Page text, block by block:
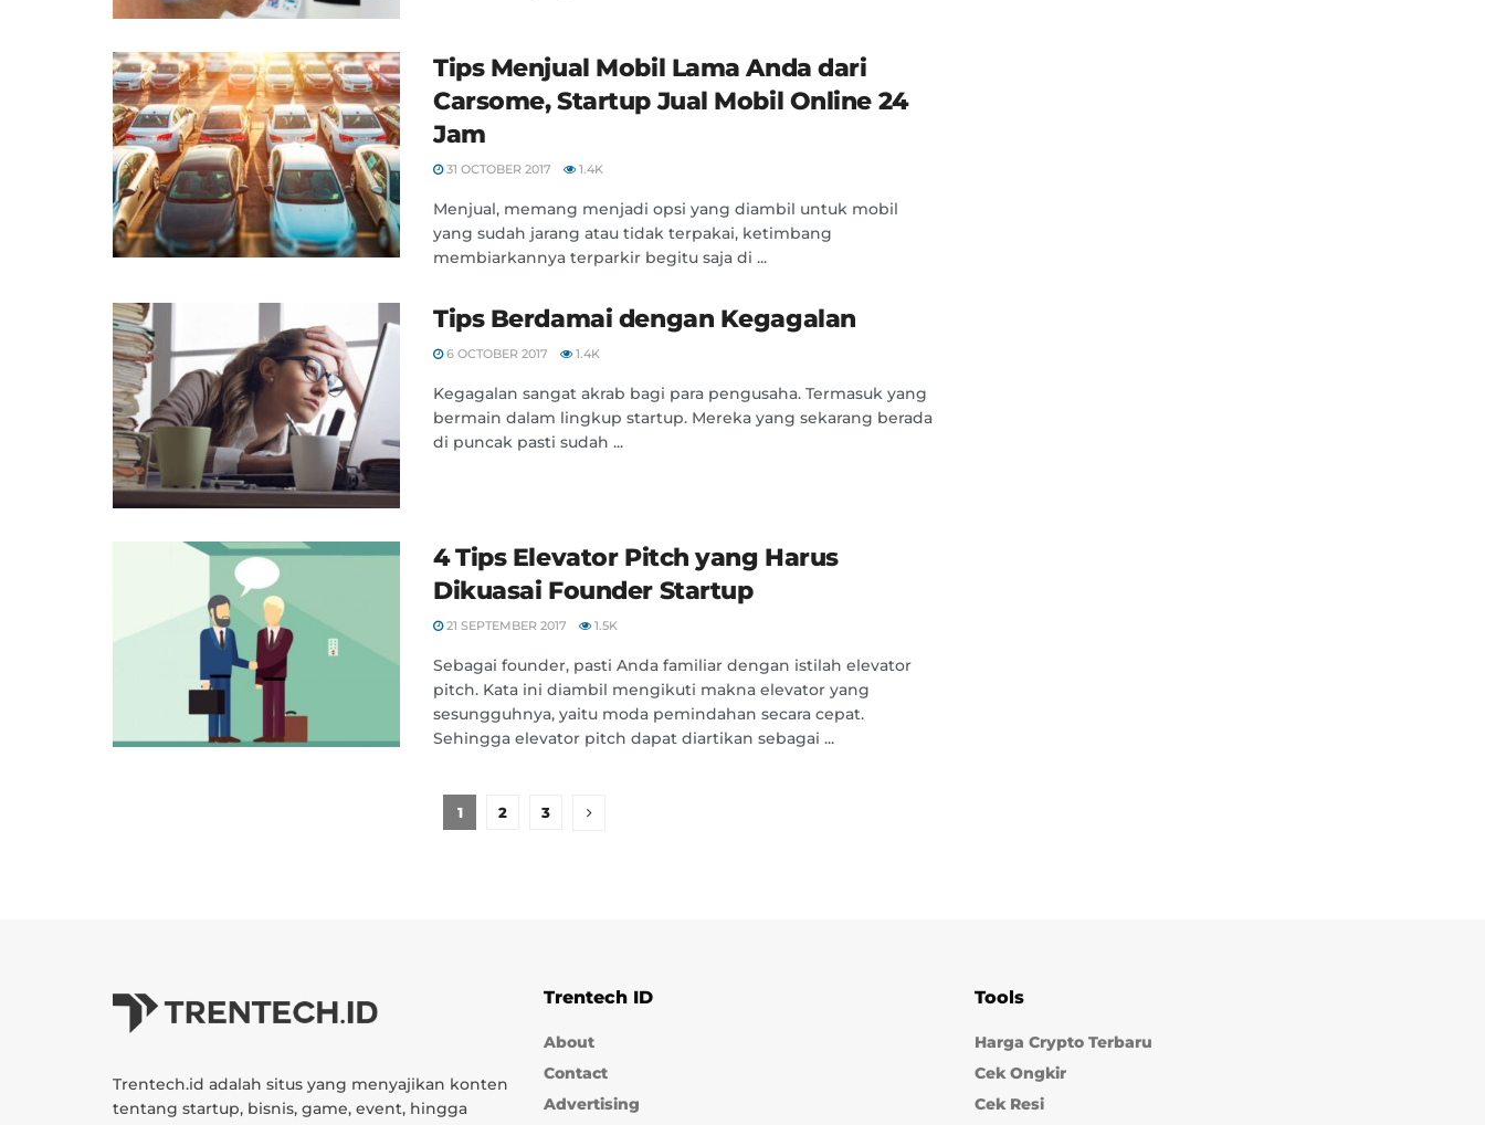
Tips Menjual Mobil Lama Anda dari
Carsome, Startup Jual Mobil Online 24
Jam
31 OCTOBER 2017 1.4K
Menjual, memang menjadi opsi yang diambil untuk mobil
yang sudah jarang atau tidak terpakai, ketimbang
membiarkannya terparkir begitu saja di ...
Tips Berdamai dengan Kegagalan
6 OCTOBER 2017 1.4K
Kegagalan sangat akrab bagi para pengusaha. Termasuk yang
bermain dalam lingkup startup. Mereka yang sekarang berada
di puncak pasti sudah ...
4 Tips Elevator Pitch yang Harus
Dikuasai Founder Startup
21 SEPTEMBER 2017 1.5K
Sebagai founder, pasti Anda familiar dengan istilah elevator
pitch. Kata ini diambil mengikuti makna elevator yang
sesungguhnya, yaitu moda pemindahan secara cepat.
Sehingga elevator pitch dapat diartikan sebagai ...
1 2 3
Trentech.id adalah situs yang menyajikan konten
tentang startup, bisnis, game, event, hingga
Trentech ID
About
Contact
Advertising
Tools
Harga Crypto Terbaru
Cek Ongkir
Cek Resi